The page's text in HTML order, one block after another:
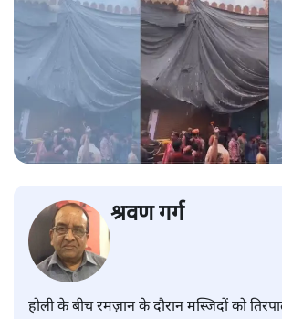
श्रवण गर्ग
होली के बीच रमज़ान के दौरान मस्जिदों को